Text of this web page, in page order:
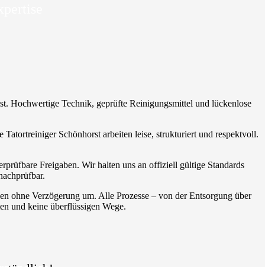
Hochwertige Technik, geprüfte Reinigungsmittel und lückenlose
Schönhorst arbeiten leise, strukturiert und respektvoll.
Freigaben. Wir halten uns an offiziell gültige Standards
ohne Verzögerung um. Alle Prozesse – von der Entsorgung über
und keine überflüssigen Wege.